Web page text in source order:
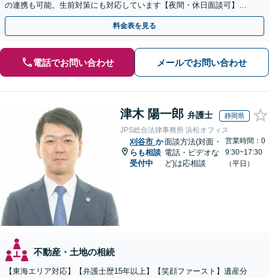
の連携も可能。生前対策にも対応しています【夜間・休日面談可】
【完全個室・秘密厳守】
料金表を見る
電話でお問い合わせ メールでお問い合わせ
津木 陽一郎 弁護士 静岡県
JPS総合法律事務所 浜松オフィス
刈谷市 か
らも相談
受付中
面談方法(対面・
電話・ビデオな
ど)は応相談
営業時間：0
9:30~17:30
（平日）
不動産・土地の相続
【東海エリア対応】【弁護士歴15年以上】【笑顔ファースト】遺産分